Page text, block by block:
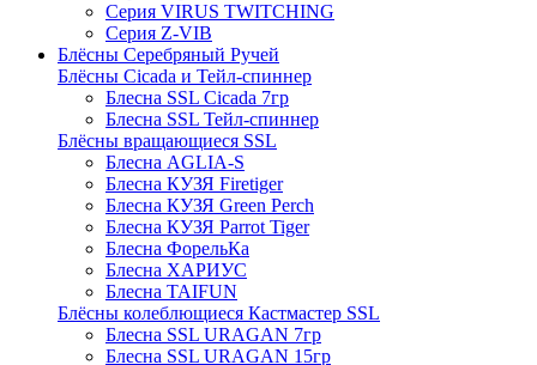
Серия VIRUS TWITCHING
Серия Z-VIB
Блёсны Серебряный Ручей
Блёсны Cicada и Тейл-спиннер
Блесна SSL Cicada 7гр
Блесна SSL Тейл-спиннер
Блёсны вращающиеся SSL
Блесна AGLIA-S
Блесна КУЗЯ Firetiger
Блесна КУЗЯ Green Perch
Блесна КУЗЯ Parrot Tiger
Блесна ФорельКа
Блесна ХАРИУС
Блесна TAIFUN
Блёсны колеблющиеся Кастмастер SSL
Блесна SSL URAGAN 7гр
Блесна SSL URAGAN 15гр